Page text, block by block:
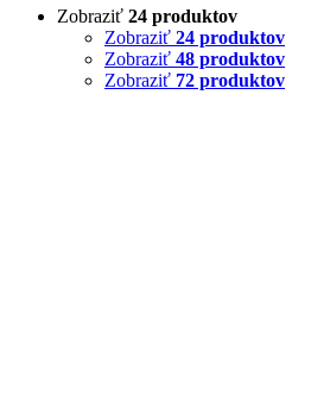
Zobraziť 24 produktov
Zobraziť 24 produktov
Zobraziť 48 produktov
Zobraziť 72 produktov